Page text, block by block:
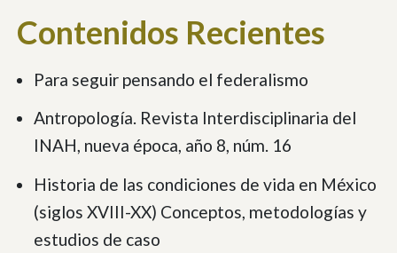
Contenidos Recientes
Para seguir pensando el federalismo
Antropología. Revista Interdisciplinaria del
INAH, nueva época, año 8, núm. 16
Historia de las condiciones de vida en México
(siglos XVIII-XX) Conceptos, metodologías y
estudios de caso